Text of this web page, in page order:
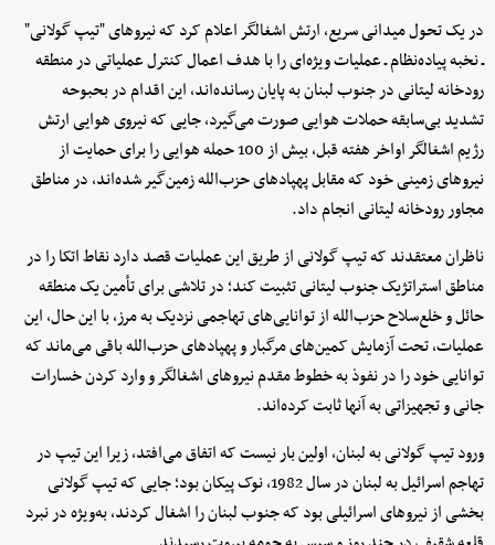
در یک تحول میدانی سریع، ارتش اشغالگر اعلام کرد که نیروهای "تیپ گولانی"
ـ نخبه پیاده‌نظام ـ عملیات ویژه‌ای را با هدف اعمال کنترل عملیاتی در منطقه
رودخانه لیتانی در جنوب لبنان به پایان رسانده‌اند، این اقدام در بحبوحه
تشدید بی‌سابقه حملات هوایی صورت می‌گیرد، جایی که نیروی هوایی ارتش
رژیم اشغالگر اواخر هفته قبل، بیش از 100 حمله هوایی را برای حمایت از
نیروهای زمینی خود که مقابل پهپادهای حزب‌الله زمین‌گیر شده‌اند، در مناطق
مجاور رودخانه لیتانی انجام داد.
ناظران معتقدند که تیپ گولانی از طریق این عملیات قصد دارد نقاط اتکا را در
مناطق استراتژیک جنوب لیتانی تثبیت کند؛ در تلاشی برای تأمین یک منطقه
حائل و خلع‌سلاح حزب‌الله از توانایی‌های تهاجمی نزدیک به مرز، با این حال، این
عملیات، تحت آزمایش کمین‌های مرگبار و پهپادهای حزب‌الله باقی می‌ماند که
توانایی خود را در نفوذ به خطوط مقدم نیروهای اشغالگر و وارد کردن خسارات
جانی و تجهیزاتی به آنها ثابت کرده‌اند.
ورود تیپ گولانی به لبنان، اولین بار نیست که اتفاق می‌افتد، زیرا این تیپ در
تهاجم اسرائیل به لبنان در سال 1982، نوک پیکان بود؛ جایی که تیپ گولانی
بخشی از نیروهای اسرائیلی بود که جنوب لبنان را اشغال کردند، به‌ویژه در نبرد